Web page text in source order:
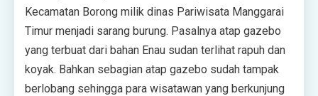
Kecamatan Borong milik dinas Pariwisata Manggarai
Timur menjadi sarang burung. Pasalnya atap gazebo
yang terbuat dari bahan Enau sudan terlihat rapuh dan
koyak. Bahkan sebagian atap gazebo sudah tampak
berlobang sehingga para wisatawan yang berkunjung